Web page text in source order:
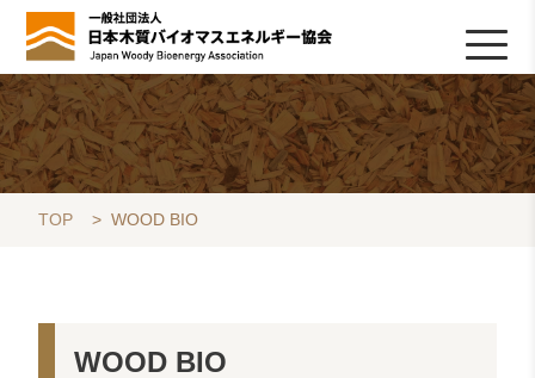
HOME
TOPICS
協会について
木質バイオマスの基礎知識
協会の活動
ライブラリ
データベース
Q&A
リンク集
お問い合わせ
会員専用
採用情報
TOP > WOOD BIO
WOOD BIO